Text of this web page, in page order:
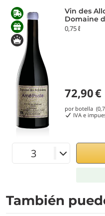
Vin des
Domaine
0,75 ℓ
72,90€
por botella
IVA e
También